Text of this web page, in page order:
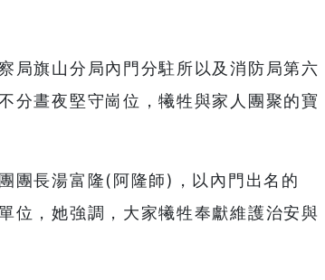
局旗山分局內門分駐所以及消防局第六
分晝夜堅守崗位，犧牲與家人團聚的寶
團長湯富隆(阿隆師)，以內門出名的
位，她強調，大家犧牲奉獻維護治安與